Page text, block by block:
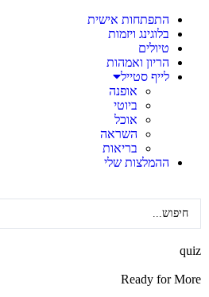
התפתחות אישית
בלוגינג ויזמות
טיולים
הריון ואמהות
לייף סטייל
אופנה
ביוטי
אוכל
השראה
בריאות
ההמלצות שלי
quiz
Ready for More